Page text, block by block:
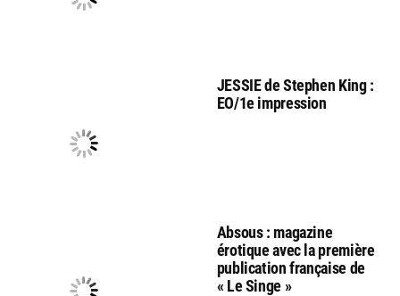
JESSIE de Stephen King :
EO/1e impression
Absous : magazine
érotique avec la première
publication française de
« Le Singe »